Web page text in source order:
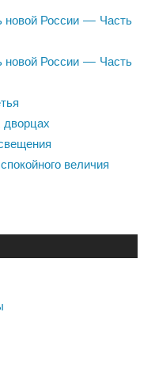
России — Часть
России — Часть
дворцах
величия